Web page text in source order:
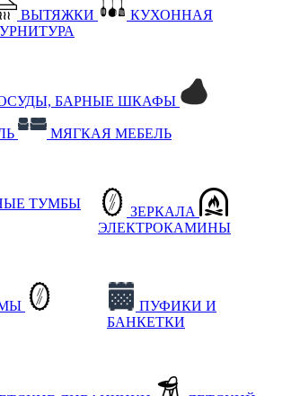
ВЫТЯЖКИ
КУХОННАЯ
БАРНЫЕ ШКАФЫ
МЯГКАЯ МЕБЕЛЬ
ТУМБЫ
ЗЕРКАЛА
ЭЛЕКТРОКАМИНЫ
ПУФИКИ И
БАНКЕТКИ